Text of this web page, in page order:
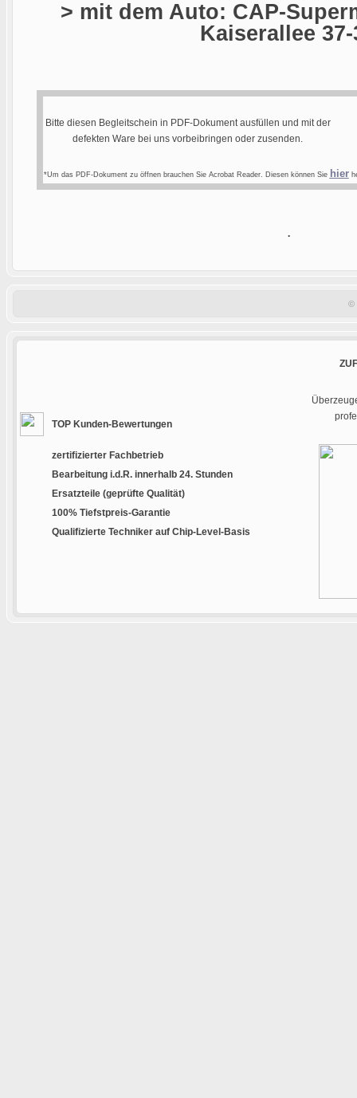
> mit dem Auto: CAP-
Kaiserallee 37-
Bitte diesen Begleitschein in PDF-Dokument ausfüllen und mit der
defekten Ware bei uns vorbeibringen oder zusenden.
*Um das PDF-Dokument zu öffnen brauchen Sie Acrobat Reader. Diesen können Sie hier
.
©
TOP Kunden-Bewertungen
zertifizierter Fachbetrieb
Bearbeitung i.d.R. innerhalb 24. Stunden
Ersatzteile (geprüfte Qualität)
100% Tiefstpreis-Garantie
Qualifizierte Techniker auf Chip-Level-Basis